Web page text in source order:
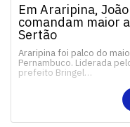
Em Araripina,
comandam maior
Sertão
Araripina foi palco do
Pernambuco. Liderada
prefeito Bringel…